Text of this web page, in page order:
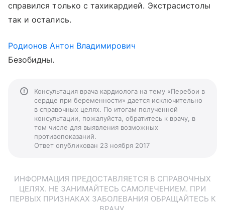
справился только с тахикардией. Экстрасистолы
так и остались.
Родионов Антон Владимирович
Безобидны.
Консультация врача кардиолога на тему «Перебои в
сердце при беременности» дается исключительно
в справочных целях. По итогам полученной
консультации, пожалуйста, обратитесь к врачу, в
том числе для выявления возможных
противопоказаний.
Ответ опубликован 23 ноября 2017
ИНФОРМАЦИЯ ПРЕДОСТАВЛЯЕТСЯ В СПРАВОЧНЫХ
ЦЕЛЯХ. НЕ ЗАНИМАЙТЕСЬ САМОЛЕЧЕНИЕМ. ПРИ
ПЕРВЫХ ПРИЗНАКАХ ЗАБОЛЕВАНИЯ ОБРАЩАЙТЕСЬ К